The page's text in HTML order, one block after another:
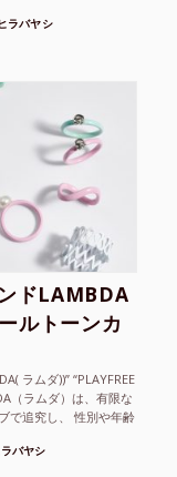
ヒラバヤシ
ドLAMBDA
ルトーンカ
ラムダ))” “PLAYFREE
（ラムダ）は、有限な
で追究し、 性別や年齢
ラバヤシ